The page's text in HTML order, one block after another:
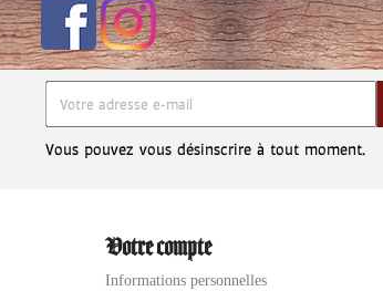
Vous pouvez vous désinscrire à tout moment.
Votre compte
Informations personnelles